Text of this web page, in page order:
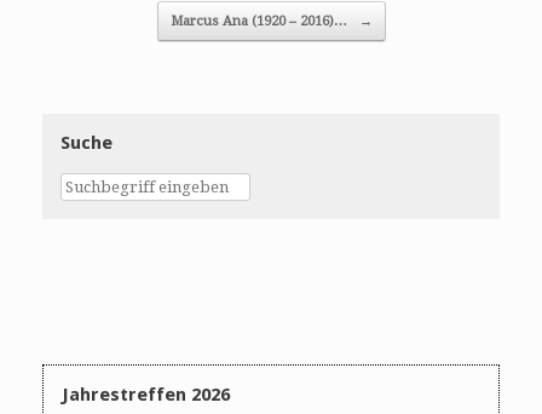
Marcus Ana (1920 – 2016)… →
Suche
Jahrestreffen 2026